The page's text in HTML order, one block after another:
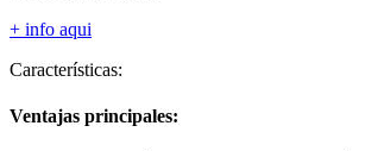
+ info aqui
Características:
Ventajas principales: